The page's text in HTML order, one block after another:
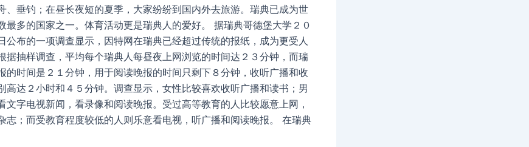
、垂钓；在昼长夜短的夏季，大家纷纷到国内外去旅游。瑞典已成为世
最多的国家之一。体育活动更是瑞典人的爱好。 据瑞典哥德堡大学２０
公布的一项调查显示，因特网在瑞典已经超过传统的报纸，成为更受人
据抽样调查，平均每个瑞典人每昼夜上网浏览的时间达２３分钟，而瑞
的时间是２１分钟，用于阅读晚报的时间只剩下８分钟，收听广播和收
高达２小时和４５分钟。调查显示，女性比较喜欢收听广播和读书；男
文字电视新闻，看录像和阅读晚报。受过高等教育的人比较愿意上网，
志；而受教育程度较低的人则乐意看电视，听广播和阅读晚报。 在瑞典